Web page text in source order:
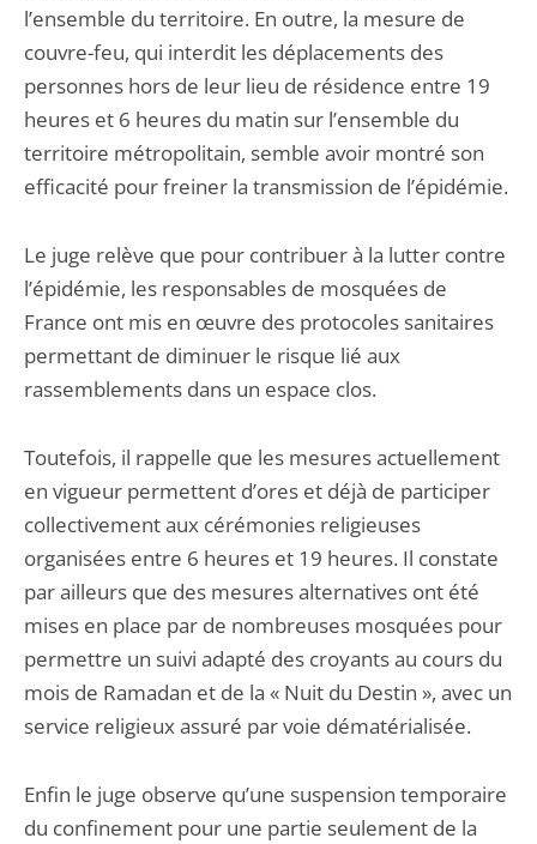
l’ensemble du territoire. En outre, la mesure de
couvre-feu, qui interdit les déplacements des
personnes hors de leur lieu de résidence entre 19
heures et 6 heures du matin sur l’ensemble du
territoire métropolitain, semble avoir montré son
efficacité pour freiner la transmission de l’épidémie.
Le juge relève que pour contribuer à la lutter contre
l’épidémie, les responsables de mosquées de
France ont mis en œuvre des protocoles sanitaires
permettant de diminuer le risque lié aux
rassemblements dans un espace clos.
Toutefois, il rappelle que les mesures actuellement
en vigueur permettent d’ores et déjà de participer
collectivement aux cérémonies religieuses
organisées entre 6 heures et 19 heures. Il constate
par ailleurs que des mesures alternatives ont été
mises en place par de nombreuses mosquées pour
permettre un suivi adapté des croyants au cours du
mois de Ramadan et de la « Nuit du Destin », avec un
service religieux assuré par voie dématérialisée.
Enfin le juge observe qu’une suspension temporaire
du confinement pour une partie seulement de la